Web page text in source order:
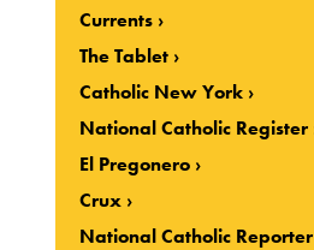
Currents
The Tablet
Catholic New York
National Catholic Register
El Pregonero
Crux
National Catholic Reporter